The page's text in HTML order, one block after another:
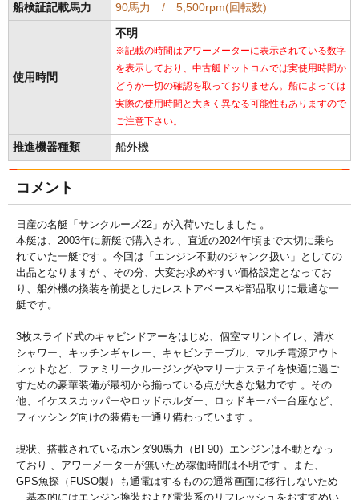
船検証記載馬力 90馬力 / 5,500rpm(回転数)
使用時間
不明
※記載の時間はアワーメーターに表示されている数字
を表示しており、中古艇ドットコムでは実使用時間か
どうか一切の確認を取っておりません。船によっては
実際の使用時間と大きく異なる可能性もありますので
ご注意下さい。
推進機器種類 船外機
コメント
日産の名艇「サンクルーズ22」が入荷いたしました 。
本艇は、2003年に新艇で購入され 、直近の2024年頃まで大切に乗ら
れていた一艇です 。今回は「エンジン不動のジャンク扱い」としての
出品となりますが 、その分、大変お求めやすい価格設定となってお
り、船外機の換装を前提としたレストアベースや部品取りに最適な一
艇です。
3枚スライド式のキャビンドアーをはじめ、個室マリントイレ、清水
シャワー、キッチンギャレー、キャビンテーブル、マルチ電源アウト
レットなど、ファミリークルージングやマリーナステイを快適に過ご
すための豪華装備が最初から揃っている点が大きな魅力です 。その
他、イケススカッパーやロッドホルダー、ロッドキーパー台座など、
フィッシング向けの装備も一通り備わっています 。
現状、搭載されているホンダ90馬力（BF90）エンジンは不動となっ
ており 、アワーメーターが無いため稼働時間は不明です 。また、
GPS魚探（FUSO製）も通電はするものの通常画面に移行しないため
、基本的にはエンジン換装および電装系のリフレッシュをおすすめい